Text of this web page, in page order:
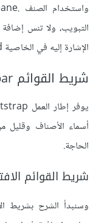
الإشارة إليه في الخاصية href="#id" في قائمة التبويبات.
شريط القوائم Navbar
أسماء الأصناف
الحاجة.
شريط القوائم
وسنبدأ الشرح بشريط